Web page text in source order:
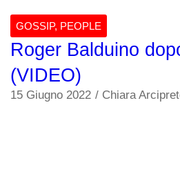
GOSSIP, PEOPLE
Roger Balduino
(VIDEO)
15 Giugno 2022 / Chiara